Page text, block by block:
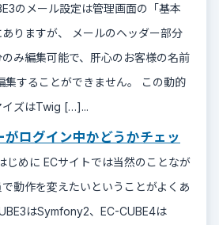
のメール設定は管理画面の「基本
りますが、 メールのヘッダー部分
み編集可能で、肝心のお客様の名前
集することができません。 この動的
イズはTwig […]...
がログイン中かどうかチェッ
じめに ECサイトでは当然のことなが
動作を変えたいということがよくあ
はSymfony2、EC-CUBE4は